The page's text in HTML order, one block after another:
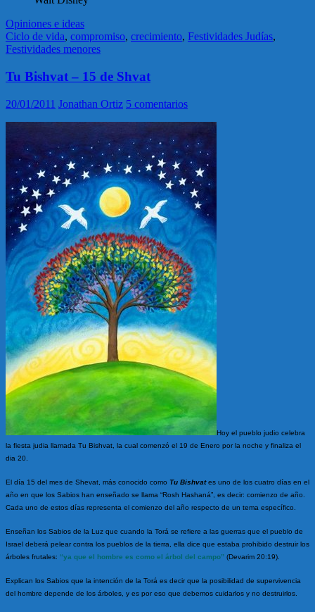
Opiniones e ideas
Ciclo de vida, compromiso, crecimiento, Festividades Judías,
Festividades menores
Tu Bishvat – 15 de Shvat
20/01/2011 Jonathan Ortiz 5 comentarios
Hoy el pueblo judio celebra
la fiesta judia llamada Tu Bishvat, la cual comenzó el 19 de Enero por la noche y finaliza el
dia 20.
El día 15 del mes de Shevat, más conocido como Tu Bishvates uno de los cuatro días en el
año en que los Sabios han enseñado se llama “Rosh Hashaná”, es decir: comienzo de año.
Cada uno de estos días representa el comienzo del año respecto de un tema específico.
Enseñan los Sabios de la Luz que cuando la Torá se refiere a las guerras que el pueblo de
Israel deberá pelear contra los pueblos de la tierra, ella dice que estaba prohibido destruir los
árboles frutales: “ya que el hombre es como el árbol del campo” (Devarim 20:19).
Explican los Sabios que la intención de la Torá es decir que la posibilidad de supervivencia
del hombre depende de los árboles, y es por eso que debemos cuidarlos y no destruirlos.